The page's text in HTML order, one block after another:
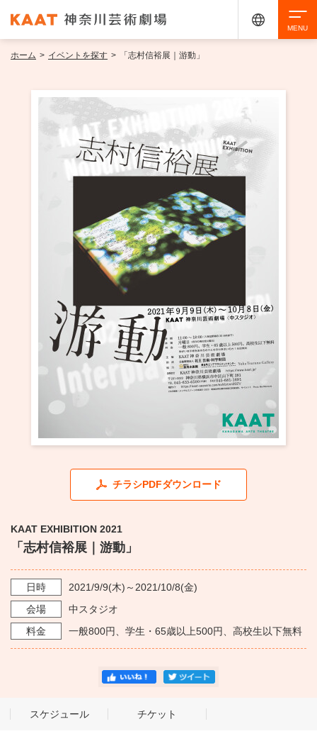
イベントを探す
・ イベント一覧
・ イベントカレンダー
ご来場案内
・ 館内サービス・アクセシビリティ
・ フロアマップ
・ レストラン/カフェ
・ よくある質問
KAATについて
・ ミッション
KAAT 神奈川芸術劇場
チケット購入 交通案内
ホーム > イベントを探す > 「志村信裕展｜游動」
チラシPDFダウンロード
KAAT EXHIBITION 2021
「志村信裕展｜游動」
日時 2021/9/9(木)～ 2021/10/8(金)
会場
中スタジオ
料金
一般800円、学生・65歳以上500円、高校生以下無料
スケジュール チケット